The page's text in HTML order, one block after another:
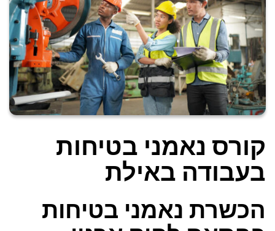
קורס נאמני בטיחות
בעבודה באילת
הכשרת נאמני בטיחות